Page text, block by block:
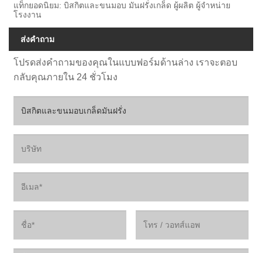
แท็กยอดนิยม: บิสกิตและขนมอบ มันฝรั่งเกล็ด ผู้ผลิต ผู้จำหน่าย
โรงงาน
ส่งคำถาม
โปรดส่งคำถามของคุณในแบบฟอร์มด้านล่าง เราจะตอบ
กลับคุณภายใน 24 ชั่วโมง